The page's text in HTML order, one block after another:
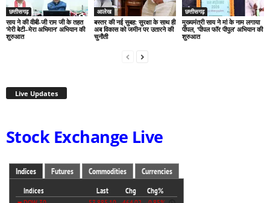
छत्तीसगढ़
साय ने की वीबी-जी राम जी के तहत
‘मेरी बेटी–मेरा अभिमान’ अभियान की
शुरुआत
आलेख
बस्तर की नई सुबह: सुरक्षा के साथ ही
अब विकास को जमीन पर उतारने की
चुनौती
छत्तीसगढ़
मुख्यमंत्री साय ने मां के नाम लगाया
पीपल, ‘पीपल फॉर पीपुल’ अभियान की
शुरुआत
Live Updates
Stock Exchange Live